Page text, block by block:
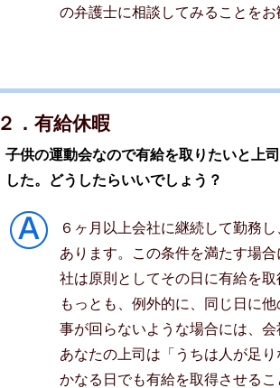
の弁護士に相談してみることをお
２．有給休暇
子供の運動会なので有給を取りたいと上
した。どうしたらいいでしょう？
６ヶ月以上会社に継続して勤務
あります。この条件を満たす場
社は原則としてその日に有給を
もっとも、例外的に、同じ日に
事が回らないような場合には、
あなたの上司は「うちは人が足
かなる日でも有給を取得させる